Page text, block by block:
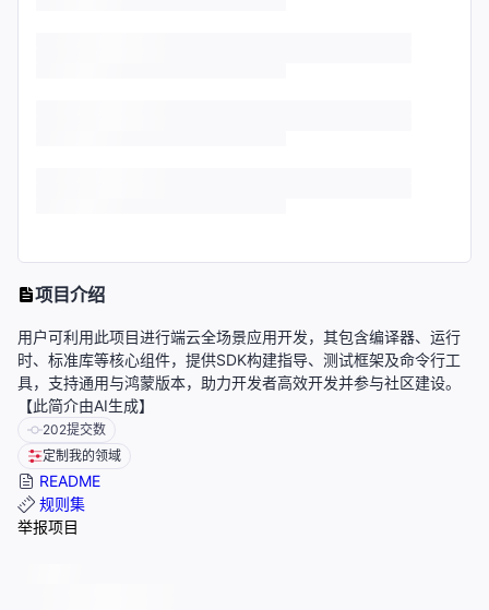
项目介绍
用户可利用此项目进行端云全场景应用开发，其包含编译器、运行
时、标准库等核心组件，提供SDK构建指导、测试框架及命令行工
具，支持通用与鸿蒙版本，助力开发者高效开发并参与社区建设。
【此简介由AI生成】
202提交数
定制我的领域
README
规则集
举报项目